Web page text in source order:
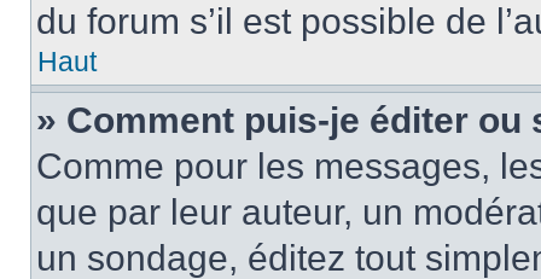
du forum s’il est possible de
Haut
» Comment puis-je éditer ou
Comme pour les messages,
que par leur auteur, un
un sondage, éditez tout